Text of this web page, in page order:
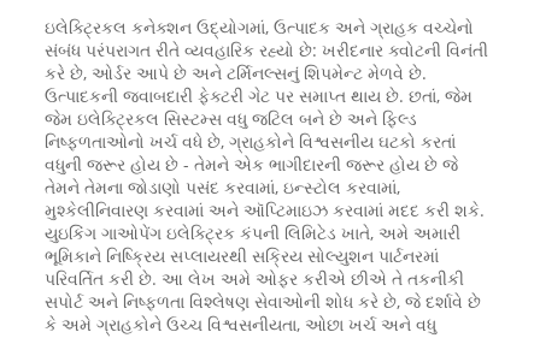
ઇલેક્ટ્રિકલ કનેક્શન ઉદ્યોગમાં, ઉત્પાદક અને ગ્રાહક વચ્ચેનો
સંબંધ પરંપરાગત રીતે વ્યવહારિક રહ્યો છે: ખરીદનાર ક્વોટની વિનંતી
કરે છે, ઓર્ડર આપે છે અને ટર્મિનલ્સનું શિપમેન્ટ મેળવે છે.
ઉત્પાદકની જવાબદારી ફેક્ટરી ગેટ પર સમાપ્ત થાય છે. છતાં, જેમ
જેમ ઇલેક્ટ્રિકલ સિસ્ટમ્સ વધુ જટિલ બને છે અને ફિલ્ડ
નિષ્ફળતાઓનો ખર્ચ વધે છે, ગ્રાહકોને વિશ્વસનીય ઘટકો કરતાં
વધુની જરૂર હોય છે - તેમને એક ભાગીદારની જરૂર હોય છે જે
તેમને તેમના જોડાણો પસંદ કરવામાં, ઇન્સ્ટોલ કરવામાં,
મુશ્કેલીનિવારણ કરવામાં અને ઑપ્ટિમાઇઝ કરવામાં મદદ કરી શકે.
યુઇકિંગ ગાઓપેંગ ઇલેક્ટ્રિક કંપની લિમિટેડ ખાતે, અમે અમારી
ભૂમિકાને નિષ્ક્રિય સપ્લાયરથી સક્રિય સોલ્યુશન પાર્ટનરમાં
પરિવર્તિત કરી છે. આ લેખ અમે ઓફર કરીએ છીએ તે તકનીકી
સપોર્ટ અને નિષ્ફળતા વિશ્લેષણ સેવાઓની શોધ કરે છે, જે દર્શાવે છે
કે અમે ગ્રાહકોને ઉચ્ચ વિશ્વસનીયતા, ઓછા ખર્ચ અને વધુ